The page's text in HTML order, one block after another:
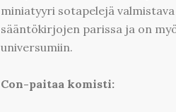
miniatyyri sotapelejä
sääntökirjojen parissa ja on
universumiin.
Con-paitaa komisti: